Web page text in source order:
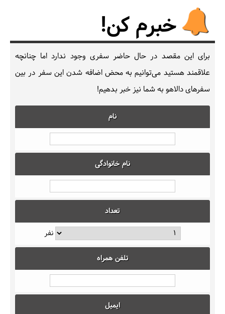
خبرم کن!
برای این مقصد در حال حاضر سفری وجود ندارد اما چنانچه
علاقمند هستید می‌توانیم به محض اضافه شدن این سفر در بین
سفرهای دالاهو به شما نیز خبر بدهیم!
نام
نام خانوادگی
تعداد
نفر
تلفن همراه
ایمیل